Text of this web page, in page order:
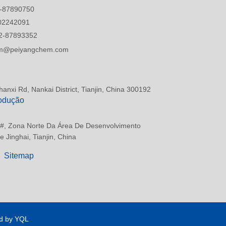
87890750
87893352
Rd, Nankai District, Tianjin, China 300192
Zona Norte Da Área De Desenvolvimento
Jinghai, Tianjin, China
Sitemap
by YQL